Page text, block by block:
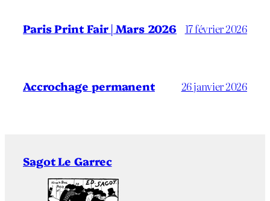
Paris Print Fair | Mars 2026 17 février 2026
Accrochage permanent 26 janvier 2026
Sagot Le Garrec